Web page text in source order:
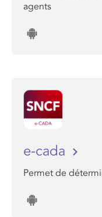
agents
e-cada
Permet de